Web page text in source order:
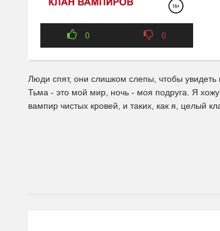
0 0
Люди спят, они слишком слепы, чтобы
Тьма - это мой мир, ночь - моя подруга. Я
вампир чистых кровей, и таких, как я, целый